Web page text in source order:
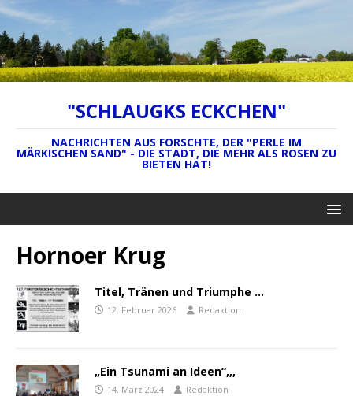
"SCHLAUGKS ECKCHEN"
NACHRICHTEN AUS FORSCHTE, DER "PERLE IM
MÄRKISCHEN SAND" - DIE STADT, DIE MEHR ALS ROSEN ZU
BIETEN HAT!
Hornoer Krug
Titel, Tränen und Triumphe …
12. Februar 2026 Redaktion
„Ein Tsunami an Ideen“,,,
14. März 2024 Redaktion